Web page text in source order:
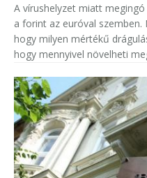
A vírushelyzet miatt
a forint az euróval szemben.
hogy milyen mértékű
hogy mennyivel növelheti